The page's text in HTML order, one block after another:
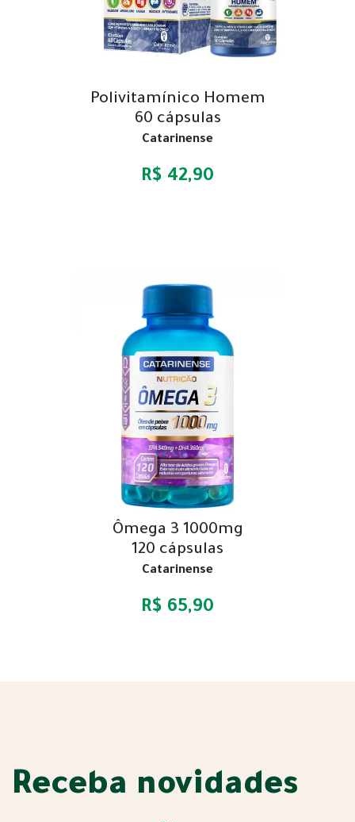
Polivitamínico Homem
60 cápsulas
Catarinense
R$ 42,90
Ômega 3 1000mg
120 cápsulas
Catarinense
R$ 65,90
Receba novidades